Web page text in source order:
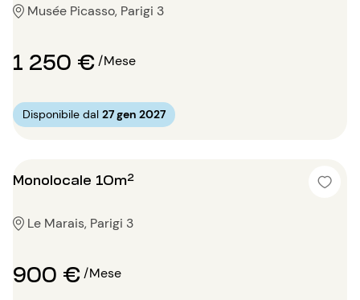
Musée Picasso, Parigi 3
1 250 €/Mese
Disponibile dal 27 gen 2027
Monolocale 10m²
Le Marais, Parigi 3
900 €/Mese